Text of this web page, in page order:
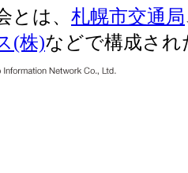
とは、 札幌市交通局
(株)などで構成さ